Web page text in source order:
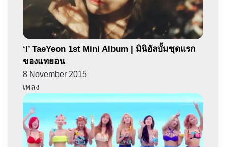
‘I’ TaeYeon 1st Mini Album | มินิอัลบั้มชุดแรก
ของแทยอน
8 November 2015
เพลง